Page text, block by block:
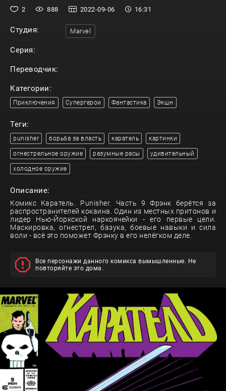
2 888 2022-09-06 16:31
Студия: Marvel
Серия:
Переводчик:
Категории:
Приключения Супергерои Фантастика Экшн
Теги:
punisher борьба за власть каратель картинки
огнестрельное оружие разумные расы удивительный
холодное оружие
Описание:
Комикс Каратель. Punisher. Часть 9 Фрэнк берётся за
распространителей кокаина. Один из местных притонов и
лидер Нью-Йоркской наркоячейки - его первые цели.
Маскировка, огнестрел, базука, боевые навыки и сила
воли - всё это поможет Фрэнку в его нелёгком деле.
Все персонажи данного комикса вымышленные. Не
повторяйте это дома.